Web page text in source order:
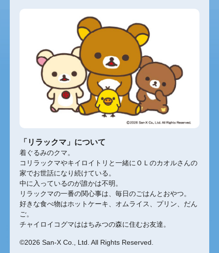
「リラックマ」について
着ぐるみのクマ。
コリラックマやキイロイトリと一緒にＯＬのカオルさんの
家でお世話になり続けている。
中に入っているのが誰かは不明。
リラックマの一番の関心事は、毎日のごはんとおやつ。
好きな食べ物はホットケーキ、オムライス、プリン、だん
ご。
チャイロイコグマははちみつの森に住むお友達。
©2026 San-X Co., Ltd. All Rights Reserved.